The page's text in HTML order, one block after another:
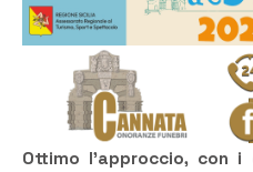
Ottimo l’approccio, con